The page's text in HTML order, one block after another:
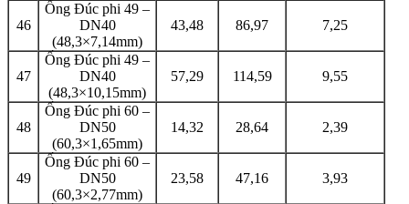
46
Ống Đúc phi 49 –
DN40
(48,3×7,14mm)
43,48 86,97 7,25
47
Ống Đúc phi 49 –
DN40
(48,3×10,15mm)
57,29 114,59 9,55
48
Ống Đúc phi 60 –
DN50
(60,3×1,65mm)
14,32 28,64 2,39
49
Ống Đúc phi 60 –
DN50
(60,3×2,77mm)
23,58 47,16 3,93